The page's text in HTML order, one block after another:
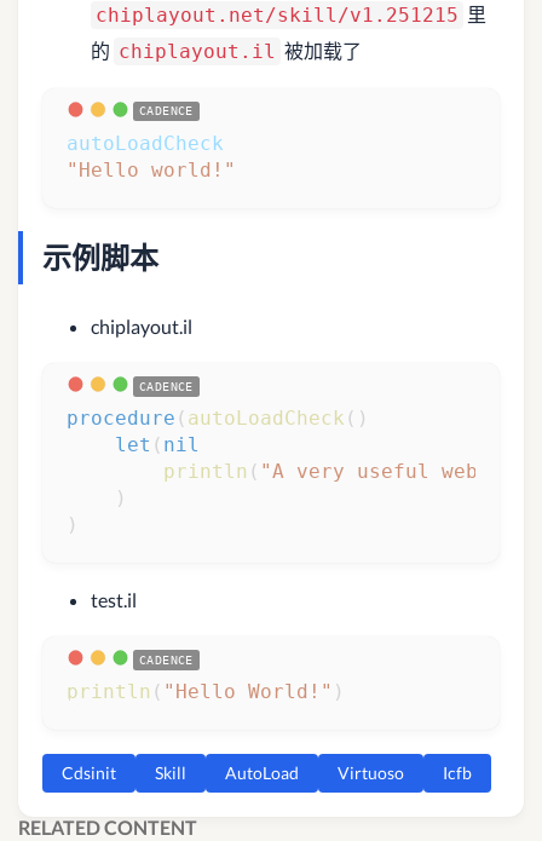
chiplayout.net/skill/v1.251215 里
的 chiplayout.il 被加载了
autoLoadCheck
"Hello world!"
示例脚本
chiplayout.il
procedure ( autoLoadCheck ( )
let ( nil
println ( "A very useful
)
)
test.il
println ( "Hello World!" )
Cdsinit Skill AutoLoad Virtuoso Icfb
RELATED CONTENT